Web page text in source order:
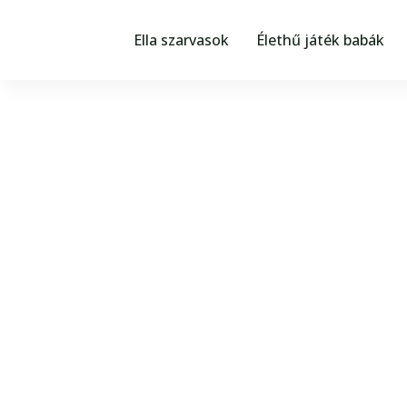
Ella szarvasok Élethű játék babák